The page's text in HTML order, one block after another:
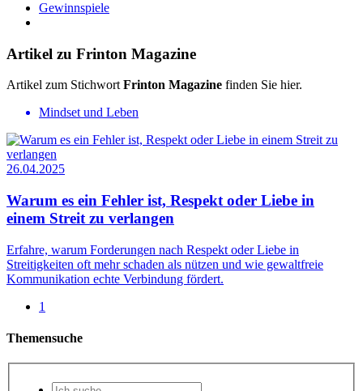
Gewinnspiele
Artikel zu Frinton Magazine
Artikel zum StichwortFrinton Magazine finden Sie hier.
Mindset und Leben
26.04.2025
Warum es ein Fehler ist, Respekt oder Liebe in
einem Streit zu verlangen
Erfahre, warum Forderungen nach Respekt oder Liebe in
Streitigkeiten oft mehr schaden als nützen und wie gewaltfreie
Kommunikation echte Verbindung fördert.
1
Themensuche